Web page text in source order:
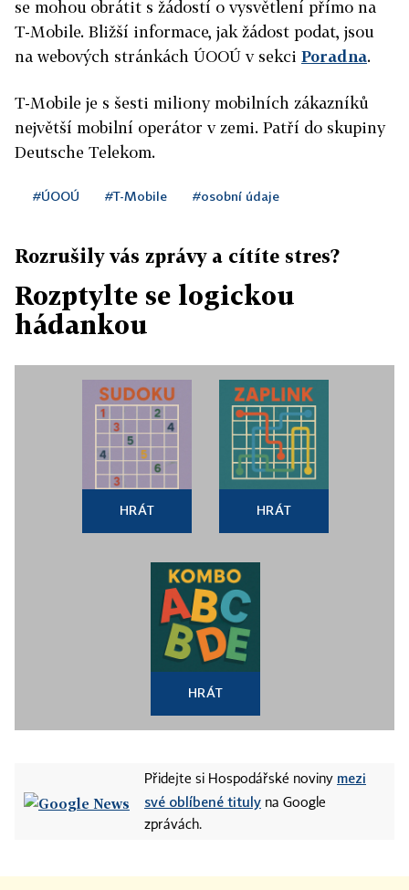
se mohou obrátit s žádostí o vysvětlení přímo na
T-Mobile. Bližší informace, jak žádost podat, jsou
na webových stránkách ÚOOÚ v sekci Poradna.
T-Mobile je s šesti miliony mobilních zákazníků
největší mobilní operátor v zemi. Patří do skupiny
Deutsche Telekom.
#ÚOOÚ #T-Mobile #osobní údaje
Rozrušily vás zprávy a cítíte stres?
Rozptylte se logickou
hádankou
HRÁT HRÁT
HRÁT
Přidejte si Hospodářské noviny mezi
své oblíbené tituly na Google
zprávách.